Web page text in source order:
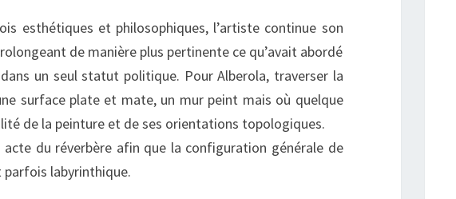
esthétiques et philosophiques, l’artiste continue son
de manière plus pertinente ce qu’avait abordé
un seul statut politique. Pour Alberola, traverser la
surface plate et mate, un mur peint mais où quelque
de la peinture et de ses orientations topologiques.
du réverbère afin que la configuration générale de
parfois labyrinthique.